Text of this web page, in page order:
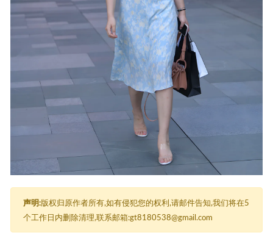
声明:版权归原作者所有,如有侵犯您的权利,请邮件告知,我们将在5
个工作日内删除清理,联系邮箱:gt8180538@gmail.com